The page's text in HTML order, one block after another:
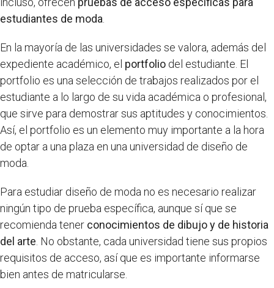
estudiantes de moda
En la mayoría de las universidades se valora, además del
expediente académico, el portfolio del estudiante. El
portfolio es una selección de trabajos realizados por el
estudiante a lo largo de su vida académica o profesional,
que sirve para demostrar sus aptitudes y conocimientos.
Así, el portfolio es un elemento muy importante a la hora
de optar a una plaza en una universidad de diseño de
moda.
Para estudiar diseño de moda no es necesario realizar
ningún tipo de prueba específica, aunque sí que se
recomienda tener conocimientos de dibujo y de historia
del arte . No obstante, cada universidad tiene sus propios
requisitos de acceso, así que es importante informarse
bien antes de matricularse.